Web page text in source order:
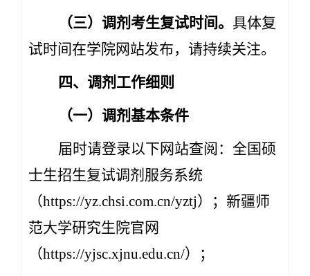
（三）调剂考生复试时间。 具体复
试时间在学院网站发布，请持续关注。
四、调剂工作细则
（一）调剂基本条件
届时请登录以下网站查阅：全国硕
士生招生复试调剂服务系统
（https://yz.chsi.com.cn/yztj）；新疆师
范大学研究生院官网
（https://yjsc.xjnu.edu.cn/）；